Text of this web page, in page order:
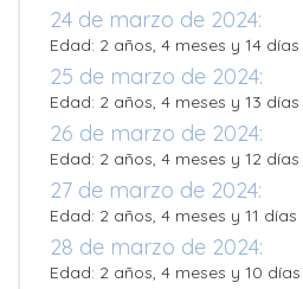
24 de marzo de 2024:
Edad: 2 años, 4 meses y 14 días
25 de marzo de 2024:
Edad: 2 años, 4 meses y 13 días
26 de marzo de 2024:
Edad: 2 años, 4 meses y 12 días
27 de marzo de 2024:
Edad: 2 años, 4 meses y 11 días
28 de marzo de 2024:
Edad: 2 años, 4 meses y 10 días